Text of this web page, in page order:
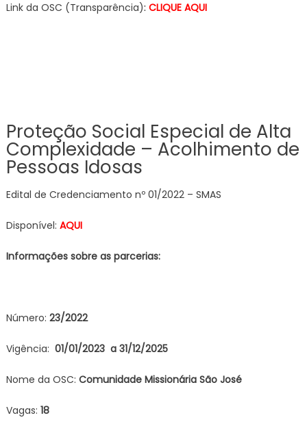
Link da OSC (Transparência): CLIQUE AQUI
Proteção Social Especial de Alta
Complexidade – Acolhimento de
Pessoas Idosas
Edital de Credenciamento nº 01/2022 – SMAS
Disponível: AQUI
Informações sobre as parcerias:
Número: 23/2022
Vigência: 01/01/2023 a 31/12/2025
Nome da OSC: Comunidade Missionária São José
Vagas: 18